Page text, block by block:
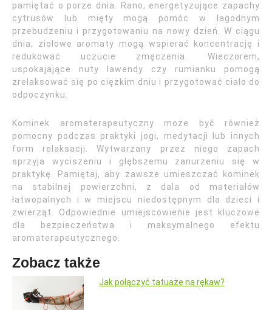
pamiętać o porze dnia. Rano, energetyzujące zapachy
cytrusów lub mięty mogą pomóc w łagodnym
przebudzeniu i przygotowaniu na nowy dzień. W ciągu
dnia, ziołowe aromaty mogą wspierać koncentrację i
redukować uczucie zmęczenia. Wieczorem,
uspokajające nuty lawendy czy rumianku pomogą
zrelaksować się po ciężkim dniu i przygotować ciało do
odpoczynku.
Kominek aromaterapeutyczny może być również
pomocny podczas praktyki jogi, medytacji lub innych
form relaksacji. Wytwarzany przez niego zapach
sprzyja wyciszeniu i głębszemu zanurzeniu się w
praktykę. Pamiętaj, aby zawsze umieszczać kominek
na stabilnej powierzchni, z dala od materiałów
łatwopalnych i w miejscu niedostępnym dla dzieci i
zwierząt. Odpowiednie umiejscowienie jest kluczowe
dla bezpieczeństwa i maksymalnego efektu
aromaterapeutycznego.
Zobacz także
Jak połączyć tatuaże na rękaw?